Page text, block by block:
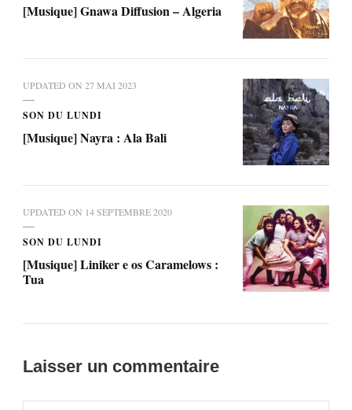
[Musique] Gnawa Diffusion – Algeria
UPDATED ON 27 MAI 2023
SON DU LUNDI
[Musique] Nayra : Ala Bali
UPDATED ON 14 SEPTEMBRE 2020
SON DU LUNDI
[Musique] Liniker e os Caramelows :
Tua
Laisser un commentaire